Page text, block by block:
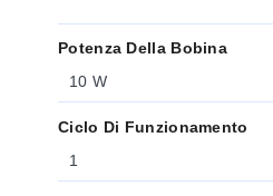
Potenza Della Bobina
10 W
Ciclo Di Funzionamento
1